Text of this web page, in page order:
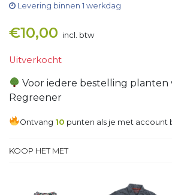
Levering binnen 1 werkdag
€10,00 incl. btw
Uitverkocht
Voor iedere bestelling planten
Regreener
Ontvang 10 punten als je met account
KOOP HET MET